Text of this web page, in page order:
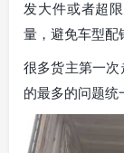
发大件或者超
量，避免车型配
很多货主第一
的最多的问题统